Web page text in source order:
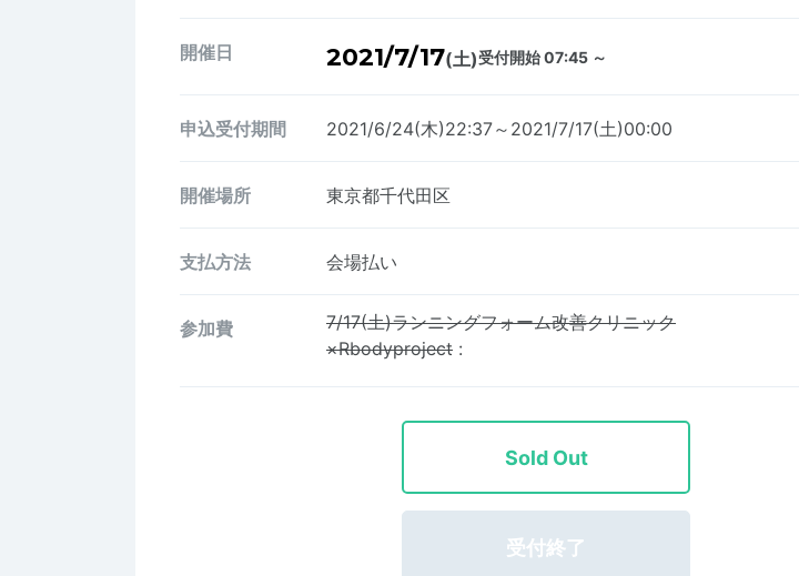
開催日 2021/7/17(土)受付開始 07:45 ～
申込受付期間 2021/6/24(木)22:37～2021/7/17(土)00:00
開催場所 東京都千代田区
支払方法 会場払い
参加費
7/17(土)ランニングフォーム改善クリニック
×Rbodyproject :
Sold Out
受付終了